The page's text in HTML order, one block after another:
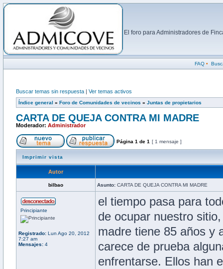
El foro para Administradores de
FAQ•
Buscar temas sin respuesta | Ver temas activos
Índice general » Foro de Comunidades de vecinos » Juntas de propietarios
CARTA DE QUEJA CONTRA MI MADRE
Moderador: Administrador
Página 1 de 1 [ 1 mensaje ]
Imprimir vista
Autor
bilbao Asunto: CARTA DE QUEJA CONTRA MI MADRE
Principiante
Registrado: Lun Ago 20, 2012
7:27 am
Mensajes: 4
el tiempo pasa para
de ocupar nuestro
madre tiene 85 años y
carece de prueba
enfrentarse. Ellos han